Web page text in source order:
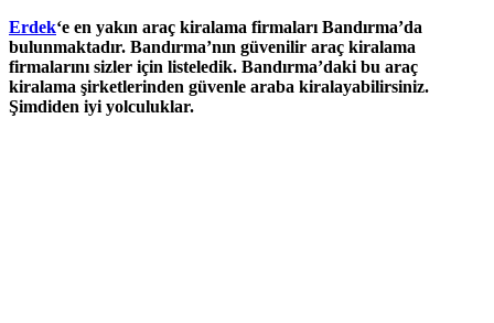
Erdek‘e en yakın araç kiralama firmaları Bandırma’da
bulunmaktadır. Bandırma’nın güvenilir araç kiralama
firmalarını sizler için listeledik. Bandırma’daki bu araç
kiralama şirketlerinden güvenle araba kiralayabilirsiniz.
Şimdiden iyi yolculuklar.